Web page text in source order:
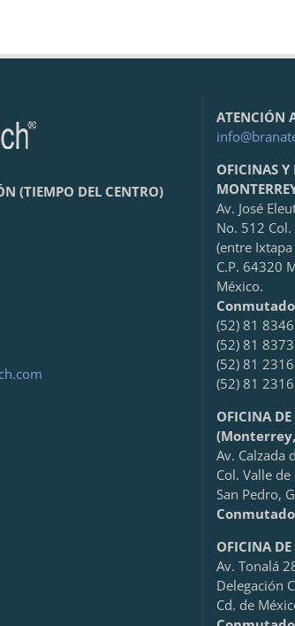
(TIEMPO DEL CENTRO)
ATENCIÓN
OFICINAS Y
Av. José
No. 512
(entre
C.P. 64320
México.
(52) 81
(52) 81
(52) 81
(52) 81
OFICINA DE
Av. Calzada
Col. Valle
San Pedro,
OFICINA
Av. Tonalá
Delegación
Cd. de